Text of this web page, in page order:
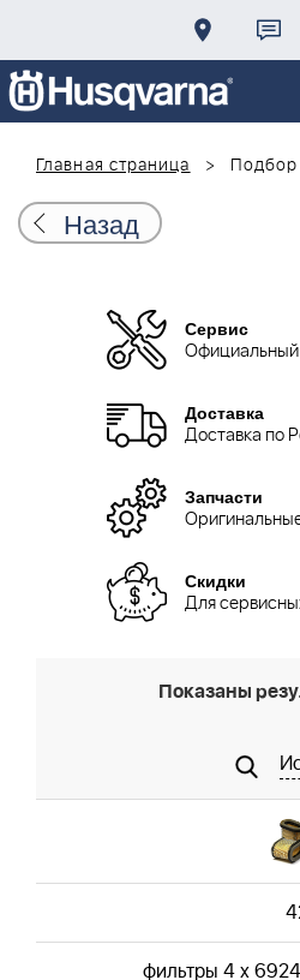
Главная страница
Подбор
Назад
Сервис
Официальный
Доставка
Доставка по
Запчасти
Скидки
Для
Показаны
фильтры 4 x